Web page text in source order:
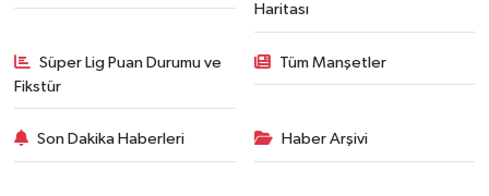
Haritası
Süper Lig Puan Durumu ve
Fikstür
Tüm Manşetler
Son Dakika Haberleri Haber Arşivi